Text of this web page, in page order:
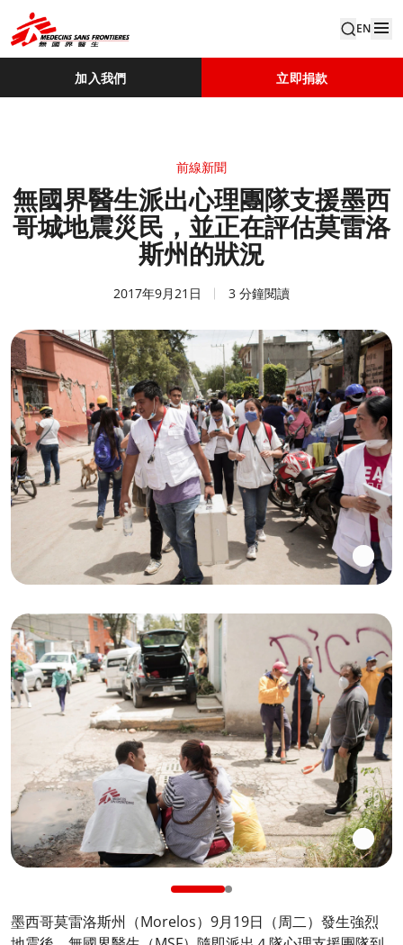
EN
加入我們 立即捐款
前線新聞
無國界醫生派出心理團隊支援墨西
哥城地震災民，並正在評估莫雷洛
斯州的狀況
2017年9月21日 3 分鐘閱讀
墨西哥莫雷洛斯州（Morelos）9月19日（周二）發生強烈